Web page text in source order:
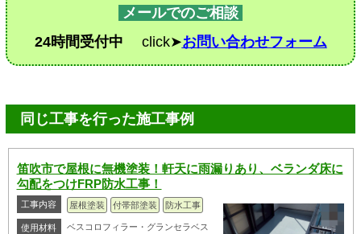
メールでのご相談
24時間受付中 click➤お問い合わせフォーム
同じ工事を行った施工事例
笛吹市で屋根に無機塗装！軒天に雨漏りあり、ベランダ床に
勾配をつけFRP防水工事！
工事内容 屋根塗装 付帯部塗装 防水工事
使用材料
ベスコロフィラー・グランセラベス